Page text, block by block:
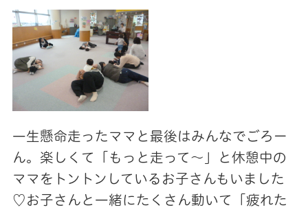
一生懸命走ったママと最後はみんなでごろー
ん。楽しくて「もっと走って～」と休憩中の
ママをトントンしているお子さんもいました
♡お子さんと一緒にたくさん動いて「疲れた